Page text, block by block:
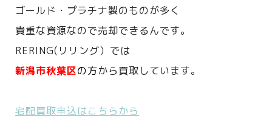
ゴールド・プラチナ製のものが多く
貴重な資源なので売却できるんです。
RERING(リリング）では
新潟市秋葉区の方から買取しています。
宅配買取申込はこちらから